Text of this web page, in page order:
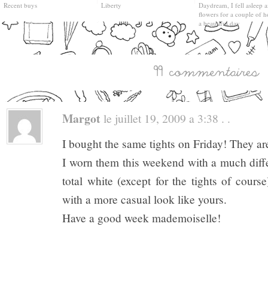
Recent buys Liberty
Daydream, I fell asleep
flowers for a couple of
a beautiful day
Margot le juillet 19, 2009 a 3:38 . .
I bought the same tights on Friday! They
I worn them this weekend with a much
total white (except for the tights of
with a more casual look like yours.
Have a good week mademoiselle!